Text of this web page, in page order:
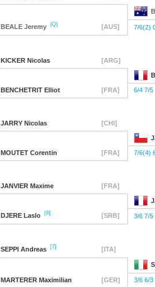
BEALE Jeremy (Q) [AUS] 7/6(2)
KICKER Nicolas [ARG]
BENCHETRIT Elliot [FRA] 6/4 7/5
JARRY Nicolas [CHI]
MOUTET Corentin [FRA] 7/6(4)
JANVIER Maxime [FRA]
DJERE Laslo [8] [SRB] 3/6 7/5
SEPPI Andreas [7] [ITA]
MARTERER Maximilian [GER] 3/6 6/3